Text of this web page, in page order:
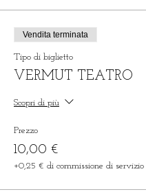
Vendita terminata
Tipo di biglietto
VERMUT TEATRO
Scopri di più
Prezzo
10,00 €
+0,25 € di commissione di